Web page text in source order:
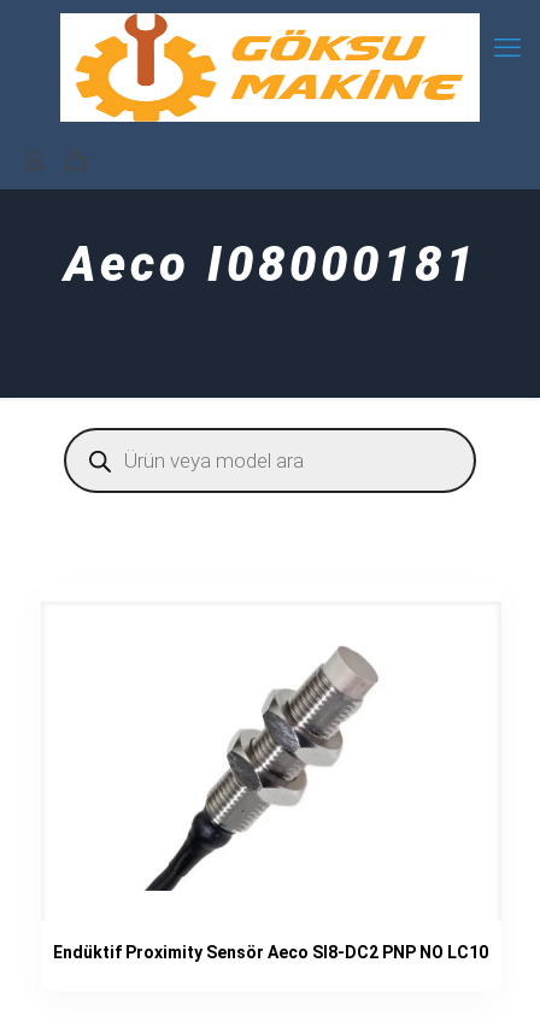
Aeco I08000181
Products
search
Endüktif Proximity Sensör Aeco SI8-DC2 PNP NO LC10